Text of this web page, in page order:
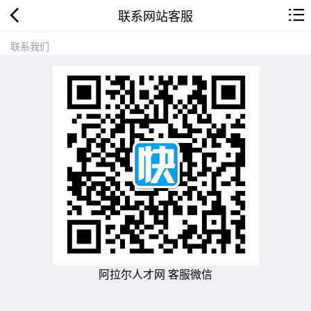
联系网站客服
联系我们
阿拉尔人才网 客服微信